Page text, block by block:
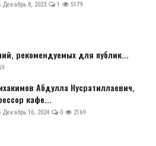
Декабрь 8, 2023 1 5179
рекомендуемых для публик...
Абдулла Нусратиллаевич,
кафе...
Декабрь 16, 2024 0 2169